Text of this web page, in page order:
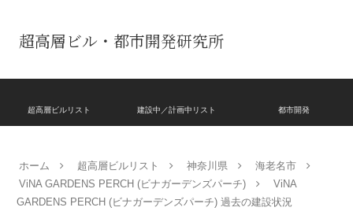
超高層ビル・都市開発研究所
超高層ビルリスト 建設中／計画中リスト 都市開発
ホーム 超高層ビルリスト 神奈川県
海老名市
ViNA GARDENS PERCH (ビナガーデンズパーチ)
ViNA
GARDENS PERCH (ビナガーデンズパーチ) 過去の建設状況